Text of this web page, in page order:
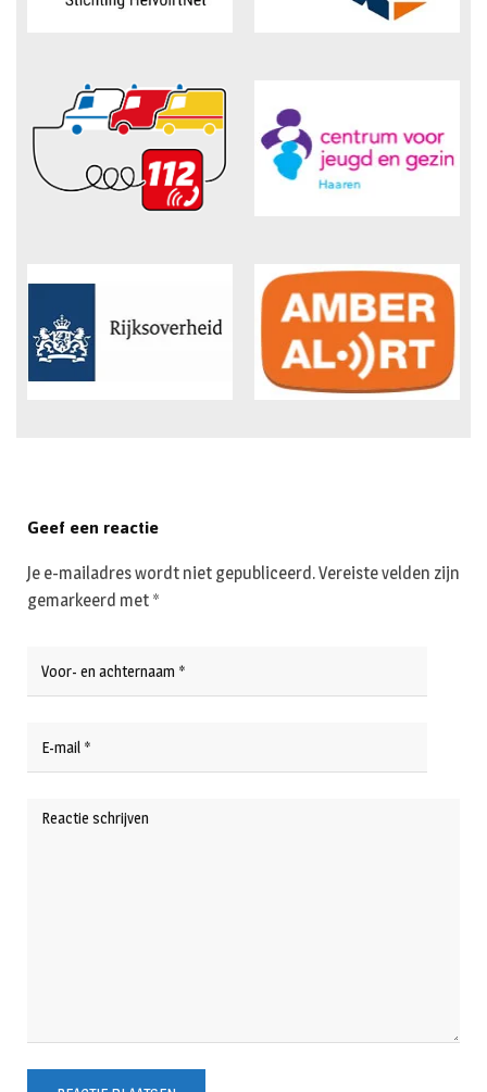
Geef een reactie
Je e-mailadres wordt niet gepubliceerd.Vereiste velden zijn
gemarkeerd met *